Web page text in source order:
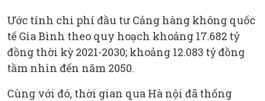
Ước tính chi phí đầu tư Cảng hàng không quốc
tế Gia Bình theo quy hoạch khoảng 17.682 tỷ
đồng thời kỳ 2021-2030; khoảng 12.083 tỷ đồng
tầm nhìn đến năm 2050.
Cùng với đó, thời gian qua Hà nội đã thống